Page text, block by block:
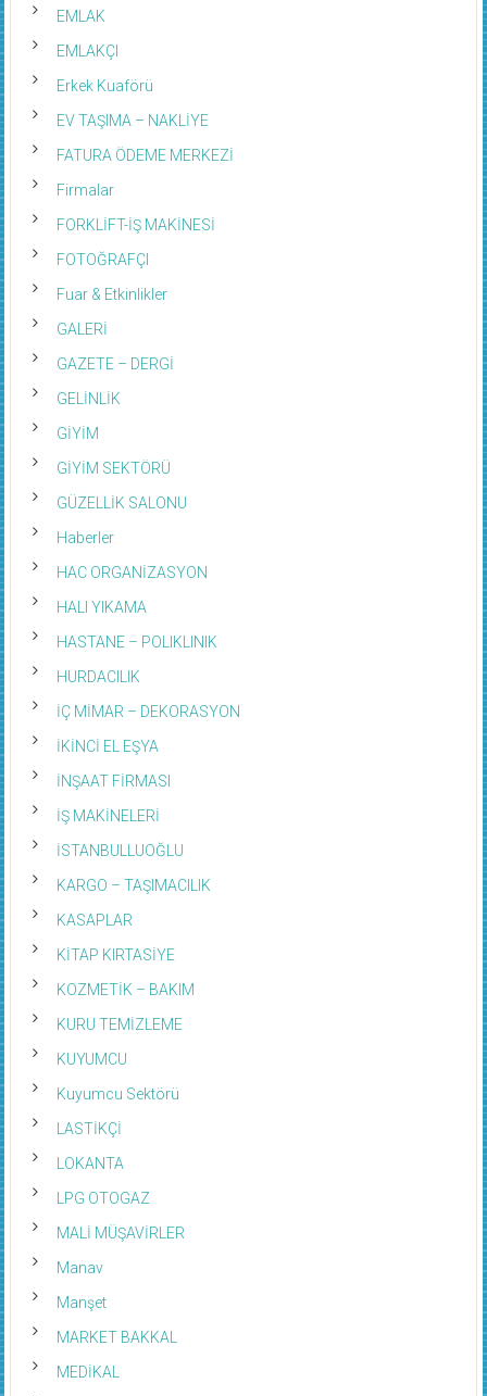
EMLAK
EMLAKÇI
Erkek Kuaförü
EV TAŞIMA – NAKLİYE
FATURA ÖDEME MERKEZİ
Firmalar
FORKLİFT-İŞ MAKİNESİ
FOTOĞRAFÇI
Fuar & Etkinlikler
GALERİ
GAZETE – DERGİ
GELİNLİK
GİYİM
GİYİM SEKTÖRÜ
GÜZELLİK SALONU
Haberler
HAC ORGANİZASYON
HALI YIKAMA
HASTANE – POLIKLINIK
HURDACILIK
İÇ MİMAR – DEKORASYON
İKİNCİ EL EŞYA
İNŞAAT FİRMASI
İŞ MAKİNELERİ
İSTANBULLUOĞLU
KARGO – TAŞIMACILIK
KASAPLAR
KİTAP KIRTASİYE
KOZMETİK – BAKIM
KURU TEMİZLEME
KUYUMCU
Kuyumcu Sektörü
LASTİKÇİ
LOKANTA
LPG OTOGAZ
MALİ MÜŞAVİRLER
Manav
Manşet
MARKET BAKKAL
MEDİKAL